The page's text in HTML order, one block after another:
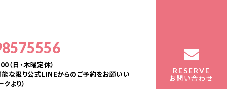
（日・木曜定休）
な限り公式LINEからのご予約をお願いい
より）
RESERVE
お問い合わせ